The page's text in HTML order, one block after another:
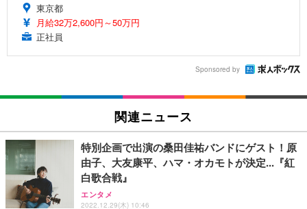
東京都
月給32万2,600円～50万円
正社員
Sponsored by
関連ニュース
特別企画で出演の桑田佳祐バンドにゲスト！原
由子、大友康平、ハマ・オカモトが決定...『紅
白歌合戦』
エンタメ
2022.12.29(木) 10:46